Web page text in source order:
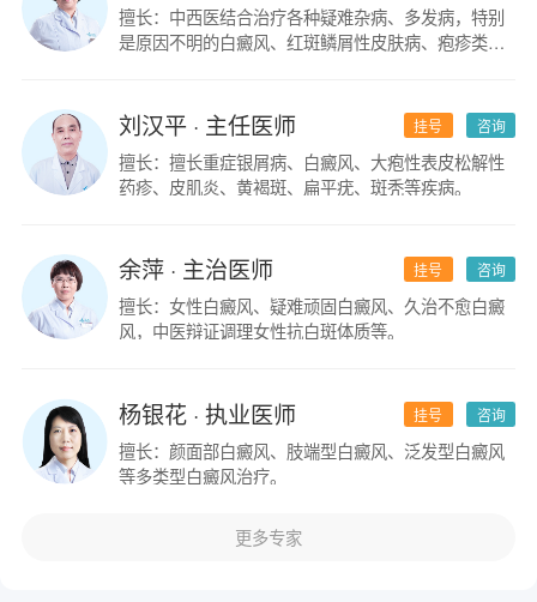
擅长：中西医结合治疗各种疑难杂病、多发病，特别
是原因不明的白癜风、红斑鳞屑性皮肤病、疱疹类皮
咨询
挂号
刘汉平· 主任医师
擅长：擅长重症银屑病、白癜风、大疱性表皮松解性
药疹、皮肌炎、黄褐斑、扁平疣、斑秃等疾病。
咨询
挂号
余萍· 主治医师
擅长：女性白癜风、疑难顽固白癜风、久治不愈白癜
风，中医辩证调理女性抗白斑体质等。
咨询
挂号
杨银花· 执业医师
擅长：颜面部白癜风、肢端型白癜风、泛发型白癜风
等多类型白癜风治疗。
更多专家